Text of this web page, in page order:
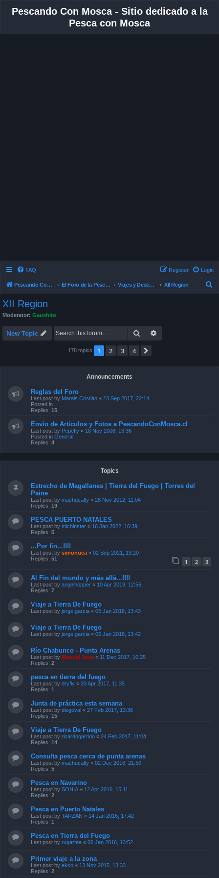
Pescando Con Mosca - Sitio dedicado a la
Pesca con Mosca
FAQ Login
Register
Pescando Con Mosca El Foro de la Pesca con Mosca en Chile Viajes y Destinos de Pesca XII Region
XII Region
Moderator: Gaushito
New Topic Search
178 topics 1 2 3 4
Announcements
Reglas del Foro
Last post by Marais Cristián « 23 Sep 2017, 22:14
Posted in
Replies: 15
Envío de Artículos y Fotos a PescandoConMosca.cl
Last post by Pepefly « 18 Nov 2008, 13:36
Posted in General
Replies: 4
Topics
Estrecho de Magallanes | Tierra del Fuego | Torres del
Paine
Last post by machucafly « 28 Nov 2012, 11:04
Replies: 19
PESCA PUERTO NATALES
Last post by michinster « 16 Jan 2022, 16:39
Replies: 5
...Por fin...!!!!
Last post by simonuca « 02 Sep 2021, 13:20
Replies: 51 1 2 3
Al Fin del mundo y más allá...!!!!
Last post by angelhopper « 10 Apr 2019, 12:56
Replies: 7
Viaje a Tierra De Fuego
Last post by jorge.garcia « 05 Jan 2018, 13:43
Viaje a Tierra De Fuego
Last post by jorge.garcia « 05 Jan 2018, 13:42
Río Chabunco - Punta Arenas
Last post by Manuel Jose « 11 Dec 2017, 10:25
Replies: 2
pesca en tierra del fuego
Last post by dryfly « 20 Apr 2017, 11:35
Replies: 1
Junta de práctica esta semana
Last post by diegoval « 27 Feb 2017, 13:36
Replies: 15
Viaje a Tierra De Fuego
Last post by ricardogarrido « 24 Feb 2017, 11:04
Replies: 14
Consulta pesca cerca de punta arenas
Last post by machucafly « 02 Dec 2016, 21:50
Replies: 5
Pesca en Navarino
Last post by SONIA « 12 Apr 2016, 15:11
Replies: 2
Pesca en Puerto Natales
Last post by TARZAN « 14 Jan 2016, 17:42
Replies: 1
Pesca en Tierra del Fuego
Last post by rugartea « 06 Jan 2016, 13:52
Primer viaje a la zona
Last post by ekso « 13 Nov 2015, 13:33
Replies: 2